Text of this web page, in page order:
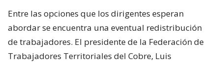
Entre las opciones que los dirigentes esperan
abordar se encuentra una eventual redistribución
de trabajadores. El presidente de la Federación de
Trabajadores Territoriales del Cobre, Luis